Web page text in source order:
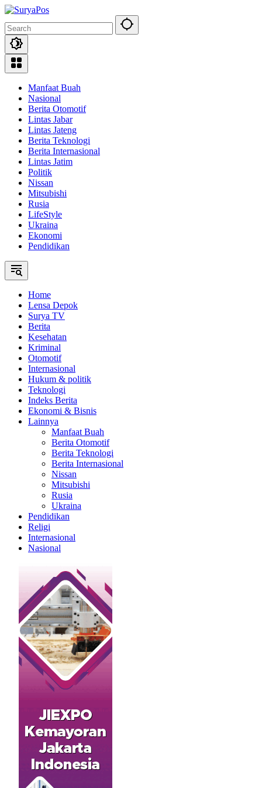
Skip
content
Manfaat Buah
Nasional
Berita Otomotif
Lintas Jabar
Lintas Jateng
Berita Teknologi
Berita Internasional
Lintas Jatim
Politik
Nissan
Mitsubishi
Rusia
LifeStyle
Ukraina
Ekonomi
Pendidikan
Home
Lensa Depok
Surya TV
Berita
Kesehatan
Kriminal
Otomotif
Internasional
Hukum & politik
Teknologi
Indeks Berita
Ekonomi & Bisnis
Lainnya
Manfaat Buah
Berita Otomotif
Berita Teknologi
Berita Internasional
Nissan
Mitsubishi
Rusia
Ukraina
Pendidikan
Religi
Internasional
Nasional